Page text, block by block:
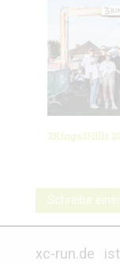
3Kings3Hills
Schreibe
xc-run.de